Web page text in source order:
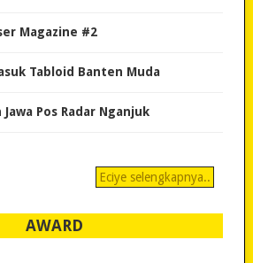
Magazine #2
Tabloid Banten Muda
Pos Radar Nganjuk
Eciye selengkapnya..
AWARD